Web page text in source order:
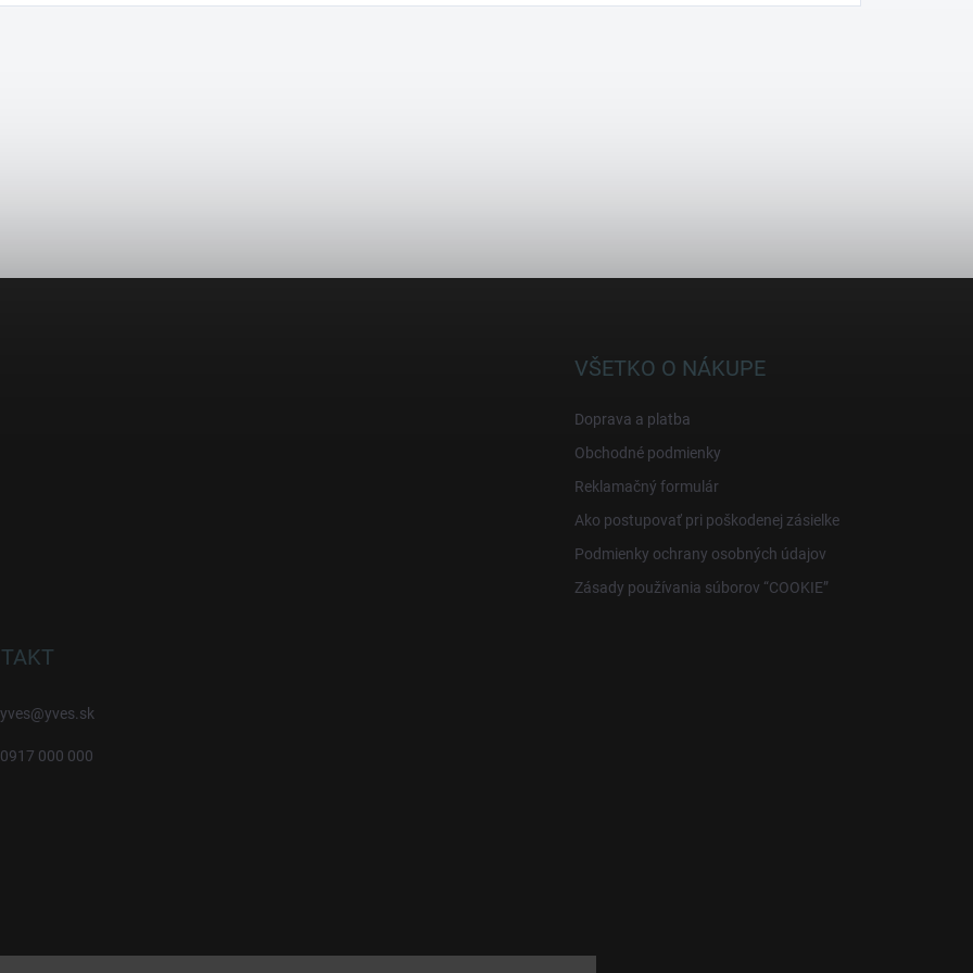
VŠETKO O NÁKUPE
Doprava a platba
Obchodné podmienky
Reklamačný formulár
Ako postupovať pri poškodenej zásielke
Podmienky ochrany osobných údajov
Zásady používania súborov “COOKIE”
yves@yves.sk
0917 000 000